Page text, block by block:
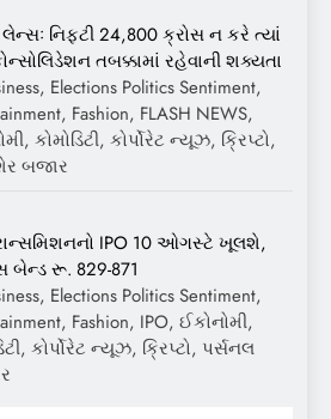
લેન્સઃ નિફ્ટી 24,800 ક્રોસ ન કરે ત્યાં
તબક્કામાં રહેવાની શક્યતા
Elections Politics Sentiment,
Fashion, FLASH NEWS,
કોમોડિટી, કોર્પોરેટ ન્યૂઝ, ક્રિપ્ટો,
બજાર
IPO 10 ઓગસ્ટે ખૂલશે,
બેન્ડ રૂ. 829-871
Elections Politics Sentiment,
Fashion, IPO, ઈકોનોમી,
કોર્પોરેટ ન્યૂઝ, ક્રિપ્ટો, પર્સનલ